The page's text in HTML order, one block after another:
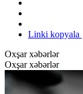
Linki kopyala
Oxşar xəbərlər
Oxşar xəbərlər